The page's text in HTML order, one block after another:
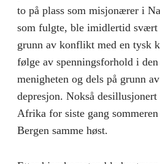
to på plass som misjonærer i
som fulgte, ble imidlertid svært
grunn av konflikt med en tysk
følge av spenningsforhold i
menigheten og dels på grunn
depresjon. Nokså
Afrika for siste gang
Bergen samme høst.